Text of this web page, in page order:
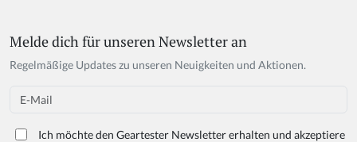
Melde dich für unseren Newsletter an
Regelmäßige Updates zu unseren Neuigkeiten und Aktionen.
Email
Ich möchte den Geartester Newsletter erhalten und akzeptiere